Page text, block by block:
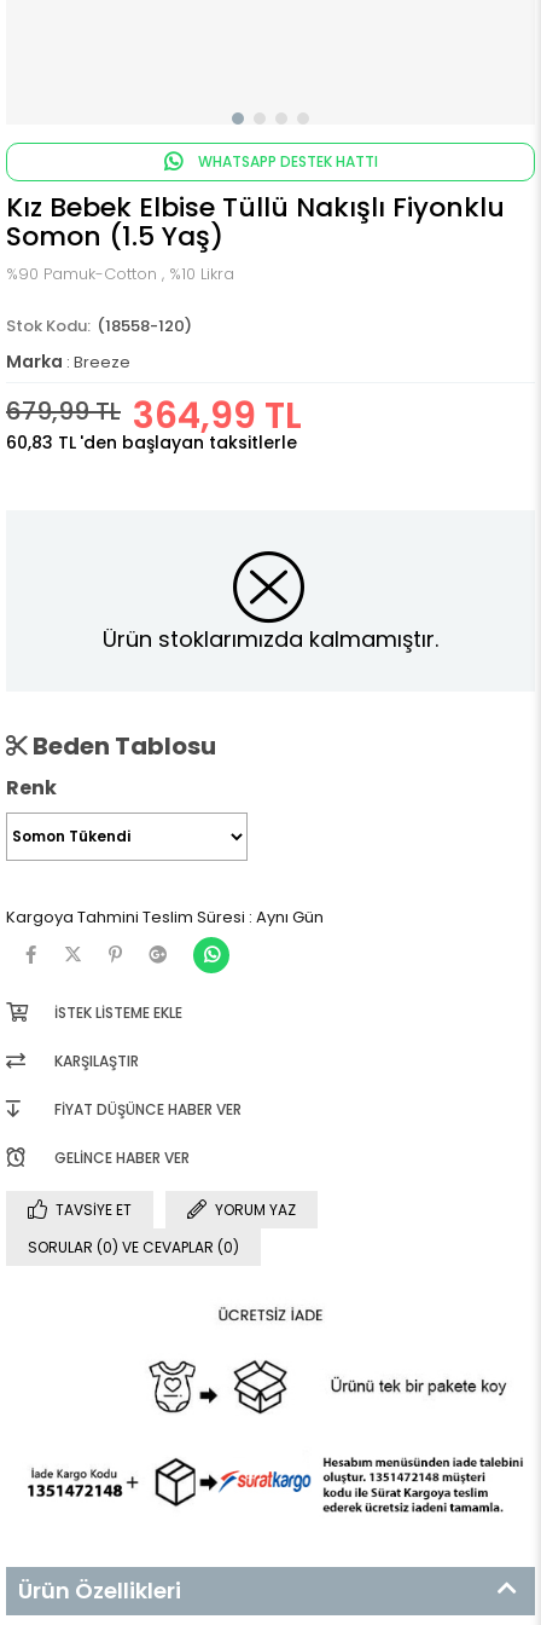
WHATSAPP DESTEK HATTI
Kız Bebek Elbise Tüllü Nakışlı Fiyonklu
Somon (1.5 Yaş)
%90 Pamuk-Cotton , %10 Likra
(18558-120)
Marka : Breeze
679,99 TL 364,99 TL
60,83 TL 'den başlayan taksitlerle
Ürün stoklarımızda kalmamıştır.
Beden Tablosu
Renk
Kargoya Tahmini Teslim Süresi : Aynı Gün
İSTEK LISTEME EKLE
KARŞILAŞTIR
FIYAT DÜŞÜNCE HABER VER
GELINCE HABER VER
TAVSIYE ET
YORUM YAZ
SORULAR (0) VE CEVAPLAR (0)
Ürün Özellikleri